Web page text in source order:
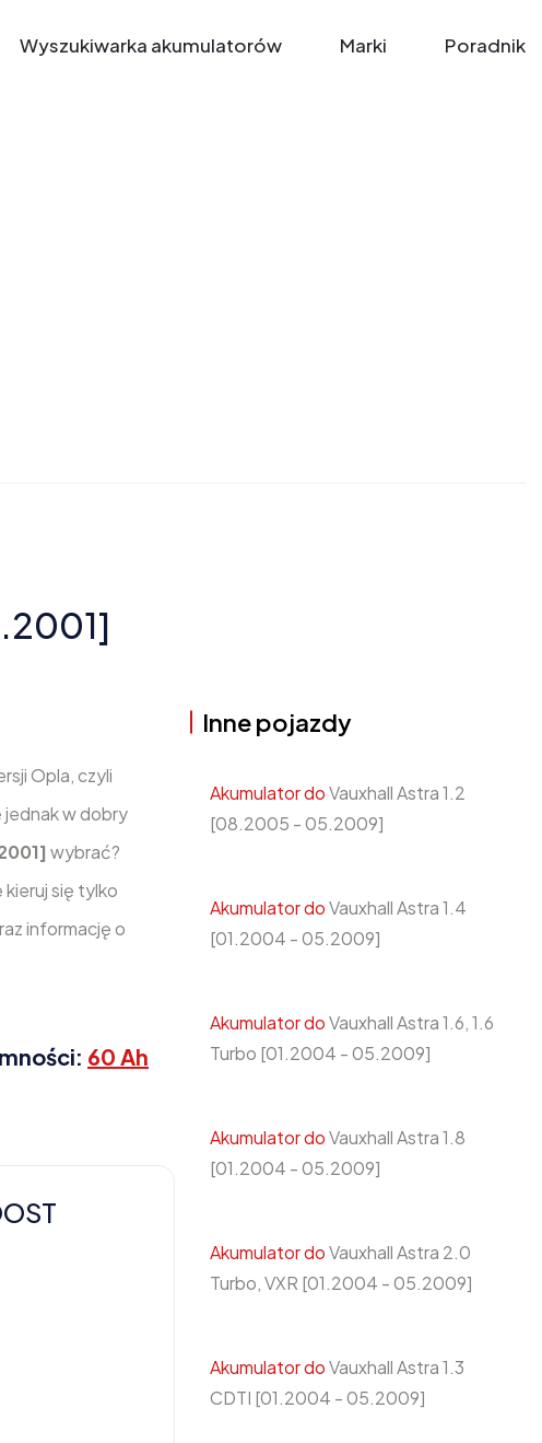
Wyszukiwarka akumulatorów Marki Poradnik
Opla, czyli
jednak w dobry
wybrać?
się tylko
informację o
60 Ah
Inne pojazdy
Akumulator doVauxhall Astra 1.2
[08.2005 - 05.2009]
Akumulator doVauxhall Astra 1.4
[01.2004 - 05.2009]
Akumulator doVauxhall Astra 1.6, 1.6
Turbo [01.2004 - 05.2009]
Akumulator doVauxhall Astra 1.8
[01.2004 - 05.2009]
Akumulator doVauxhall Astra 2.0
Turbo, VXR [01.2004 - 05.2009]
Akumulator doVauxhall Astra 1.3
CDTI [01.2004 - 05.2009]